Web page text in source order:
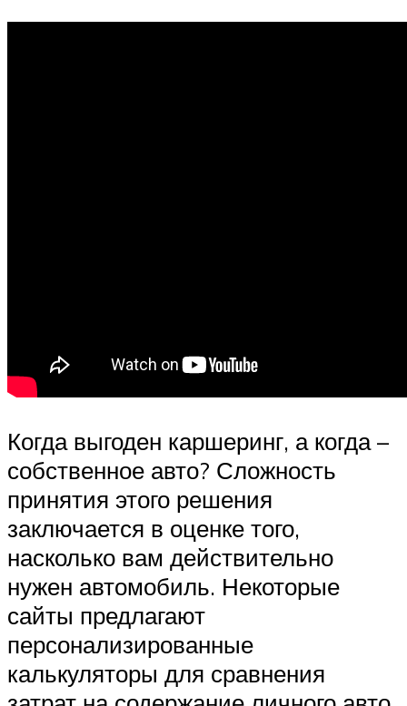
Когда выгоден каршеринг, а когда –
собственное авто? Сложность
принятия этого решения
заключается в оценке того,
насколько вам действительно
нужен автомобиль. Некоторые
сайты предлагают
персонализированные
калькуляторы для сравнения